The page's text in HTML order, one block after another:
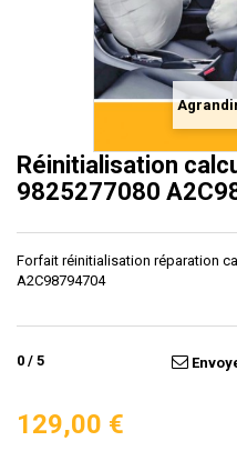
Réinitialisation
9825277080
Forfait réinitialisation réparation
A2C98794704
0 / 5
129,00 €